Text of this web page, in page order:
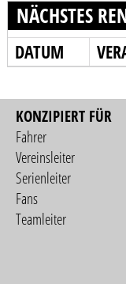
NÄCHSTES
DATUM
KONZIPIERT FÜR
Fahrer
Vereinsleiter
Serienleiter
Fans
Teamleiter